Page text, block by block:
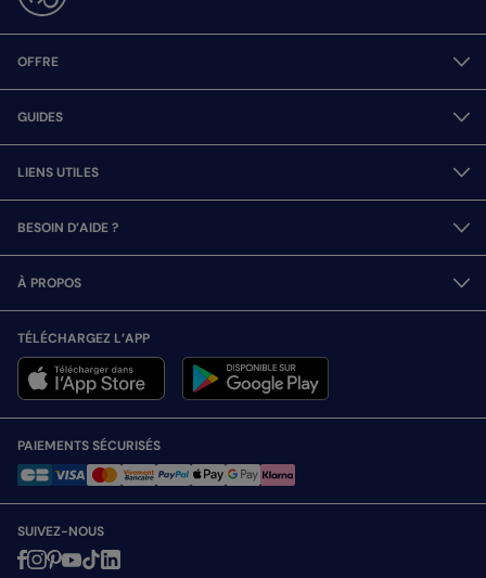
OFFRE
GUIDES
LIENS UTILES
BESOIN D’AIDE ?
À PROPOS
TÉLÉCHARGEZ L’APP
PAIEMENTS SÉCURISÉS
SUIVEZ-NOUS